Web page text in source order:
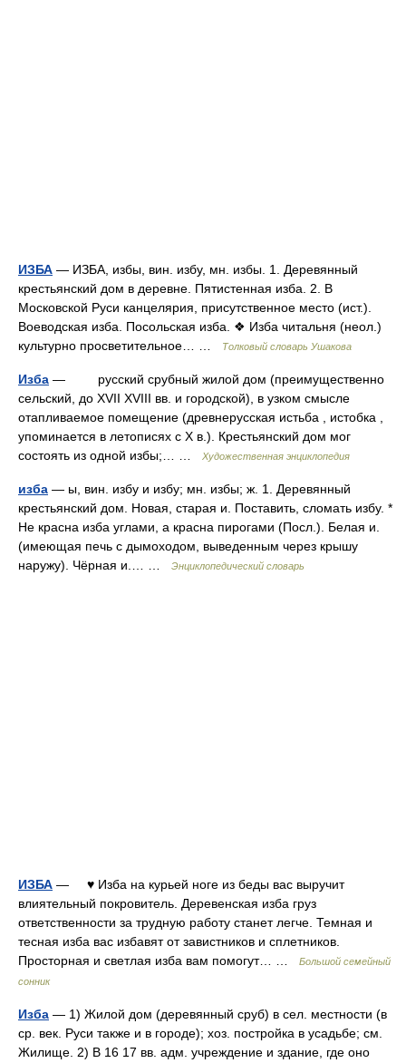
ИЗБА — ИЗБА, избы, вин. избу, мн. избы. 1. Деревянный
крестьянский дом в деревне. Пятистенная изба. 2. В
Московской Руси канцелярия, присутственное место (ист.).
Воеводская изба. Посольская изба. ❖ Изба читальня (неол.)
культурно просветительное… …
Толковый словарь Ушакова
Изба — русский срубный жилой дом (преимущественно
сельский, до XVII XVIII вв. и городской), в узком смысле
отапливаемое помещение (древнерусская истьба , истобка ,
упоминается в летописях с X в.). Крестьянский дом мог
состоять из одной избы;… …
Художественная энциклопедия
изба — ы, вин. избу и избу; мн. избы; ж. 1. Деревянный
крестьянский дом. Новая, старая и. Поставить, сломать избу. *
Не красна изба углами, а красна пирогами (Посл.). Белая и.
(имеющая печь с дымоходом, выведенным через крышу
наружу). Чёрная и.… …
Энциклопедический словарь
ИЗБА — ♥ Изба на курьей ноге из беды вас выручит
влиятельный покровитель. Деревенская изба груз
ответственности за трудную работу станет легче. Темная и
тесная изба вас избавят от завистников и сплетников.
Просторная и светлая изба вам помогут… …
Большой семейный
сонник
Изба — 1) Жилой дом (деревянный сруб) в сел. местности (в
ср. век. Руси также и в городе); хоз. постройка в усадьбе; см.
Жилище. 2) В 16 17 вв. адм. учреждение и здание, где оно